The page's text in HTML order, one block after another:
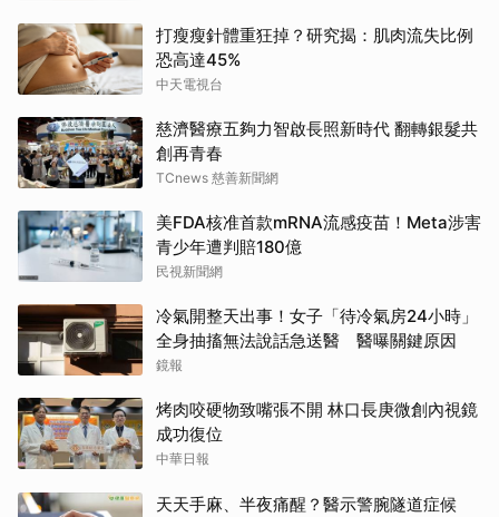
打瘦瘦針體重狂掉？研究揭：肌肉流失比例
恐高達45%
中天電視台
慈濟醫療五夠力智啟長照新時代 翻轉銀髮共
創再青春
TCnews 慈善新聞網
美FDA核准首款mRNA流感疫苗！Meta涉害
青少年遭判賠180億
民視新聞網
冷氣開整天出事！女子「待冷氣房24小時」
全身抽搐無法說話急送醫 醫曝關鍵原因
鏡報
烤肉咬硬物致嘴張不開 林口長庚微創內視鏡
成功復位
中華日報
天天手麻、半夜痛醒？醫示警腕隧道症候